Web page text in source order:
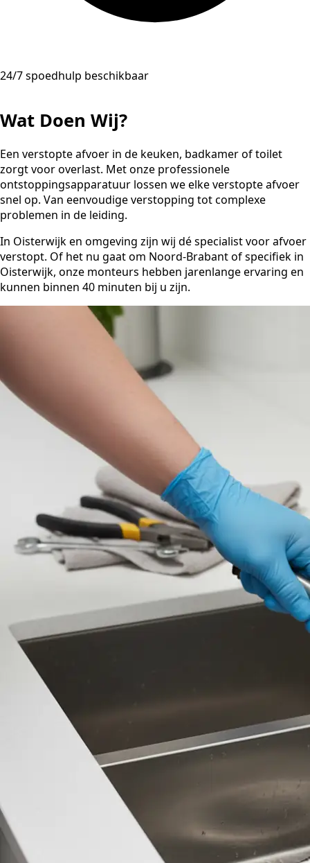
24/7 spoedhulp beschikbaar
Wat Doen Wij?
Een verstopte afvoer in de keuken, badkamer of toilet
zorgt voor overlast. Met onze professionele
ontstoppingsapparatuur lossen we elke verstopte afvoer
snel op. Van eenvoudige verstopping tot complexe
problemen in de leiding.
In Oisterwijk en omgeving zijn wij dé specialist voor afvoer
verstopt. Of het nu gaat om Noord-Brabant of specifiek in
Oisterwijk, onze monteurs hebben jarenlange ervaring en
kunnen binnen 40 minuten bij u zijn.